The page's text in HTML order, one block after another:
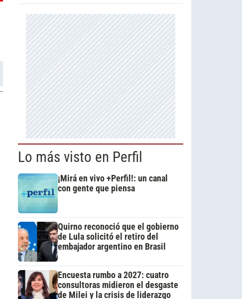
Lo más visto en Perfil
¡Mirá en vivo +Perfil!: un canal
con gente que piensa
Quirno reconoció que el gobierno
de Lula solicitó el retiro del
embajador argentino en Brasil
Encuesta rumbo a 2027: cuatro
consultoras midieron el desgaste
de Milei y la crisis de liderazgo